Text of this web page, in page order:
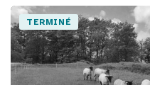
TERMINÉ